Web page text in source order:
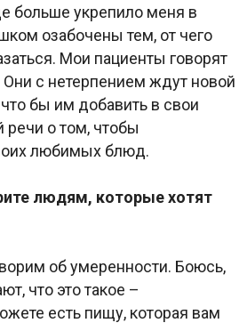
больше укрепило меня в
озабочены тем, от чего
Мои пациенты говорят
с нетерпением ждут новой
бы им добавить в свои
речи о том, чтобы
любимых блюд.
людям, которые хотят
об умеренности. Боюсь,
что это такое –
есть пищу, которая вам